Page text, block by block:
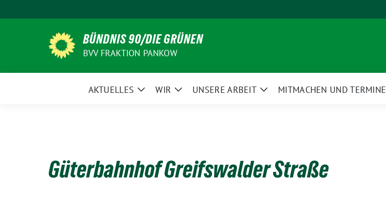
zum
BÜNDNIS 90/DIE GRÜNEN
BVV FRAKTION PANKOW
AKTUELLES
ZeigeWIR
ZeigeUNSERE ARBEIT
ZeigeMITMACHEN UND TERMINE
Güterbahnhof Greifswalder Straße